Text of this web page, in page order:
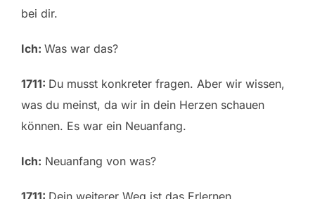
bei dir.
Ich: Was war das?
1711: Du musst konkreter fragen. Aber wir wissen,
was du meinst, da wir in dein Herzen schauen
können. Es war ein Neuanfang.
Ich: Neuanfang von was?
1711: Dein weiterer Weg ist das Erlernen